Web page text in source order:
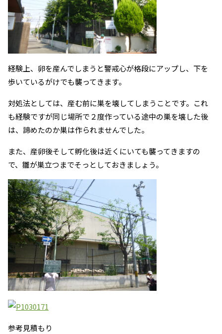
経験上、卵を産んでしまうと警戒心が格段にアップし、下を
歩いているがけでも襲ってきます。
対処法としては、産む前に巣を壊してしまうことです。これ
も経験ですが同じ場所で２度作っている途中の巣を壊した後
は、諦めたのか巣は作られませんでした。
また、産卵後そして孵化後は近くにいても襲ってきますの
で、雛が巣立つまでそっとしておきましょう。
参考見積もり